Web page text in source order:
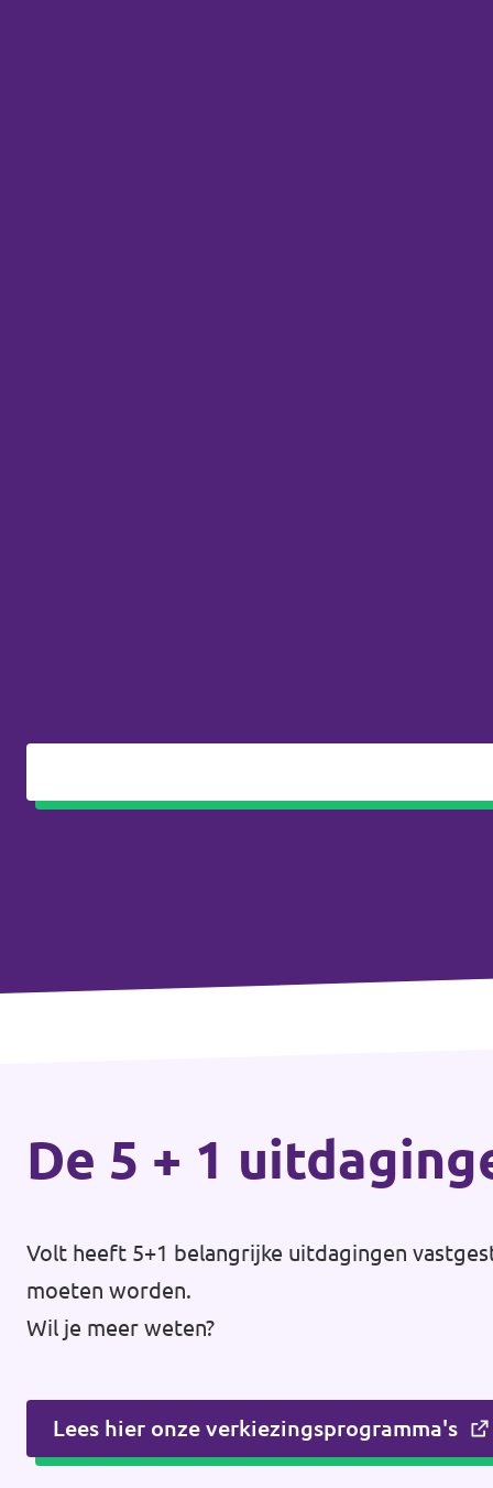
De 5 + 1
Volt heeft 5+1 belangrijke uitdagingen
moeten worden.
Wil je meer weten?
Lees hier onze verkiezingsprogramma's